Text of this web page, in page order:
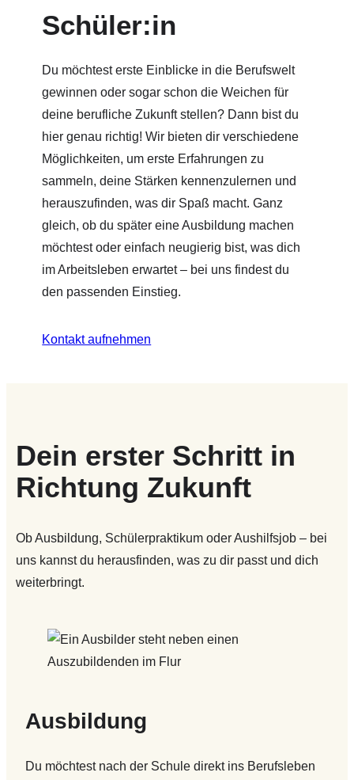
Schüler:in
Du möchtest erste Einblicke in die Berufswelt
gewinnen oder sogar schon die Weichen für
deine berufliche Zukunft stellen? Dann bist du
hier genau richtig! Wir bieten dir verschiedene
Möglichkeiten, um erste Erfahrungen zu
sammeln, deine Stärken kennenzulernen und
herauszufinden, was dir Spaß macht. Ganz
gleich, ob du später eine Ausbildung machen
möchtest oder einfach neugierig bist, was dich
im Arbeitsleben erwartet – bei uns findest du
den passenden Einstieg.
Kontakt aufnehmen
Dein erster Schritt in
Richtung Zukunft
Ob Ausbildung, Schülerpraktikum oder Aushilfsjob – bei
uns kannst du herausfinden, was zu dir passt und dich
weiterbringt.
Ausbildung
Du möchtest nach der Schule direkt ins Berufsleben